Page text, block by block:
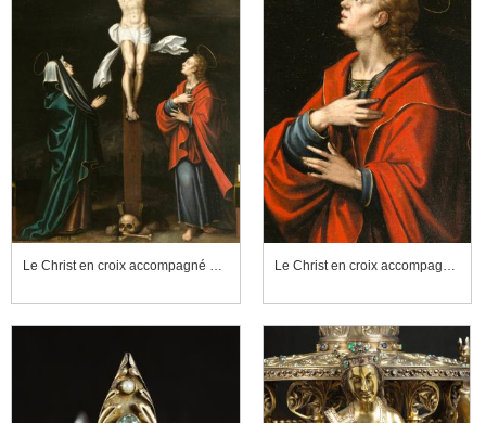
Le Christ en croix accompagné de donateurs, détail de la scène centrale Le Christ en croix accompagné de donateurs, détail de la scène centrale